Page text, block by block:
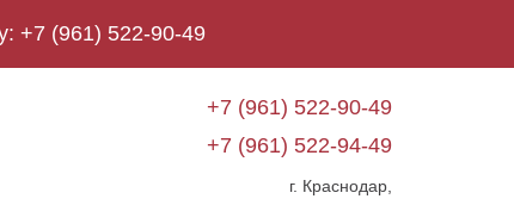
+7 (961) 522-90-49
+7 (961) 522-90-49
+7 (961) 522-94-49
г. Краснодар,